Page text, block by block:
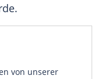
von unserer